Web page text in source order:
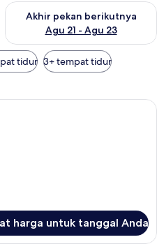
ini Agu 14 - Agu 16
Akhir pekan berikutnya
Agu 21 - Agu 23
Periksa ketersediaan untuk
tidur 3+ tempat tidur
Meja kerja, tirai kedap cahaya,
harga untuk tanggal Anda